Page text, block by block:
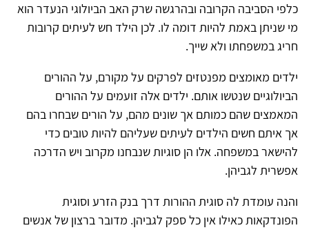
כלפי הסביבה הקרובה ובהרגשה שרק האב הביולוגי הנעדר הוא
מי שניתן באמת להיות דומה לו. לכן הילד חש לעיתים קרובות
חריג במשפחתו ולא שייך.
ילדים מאומצים מפנטזים לפרקים על מקורם, על ההורים
הביולוגיים שנטשו אותם. ילדים אלה זועמים על ההורים
המאמצים שהם כמותם אך שונים מהם, על הורים שבחרו בהם
אך איתם חשים הילדים לעיתים שעליהם להיות טובים כדי
להישאר במשפחה. אלו הן סוגיות שנבחנו מקרוב ויש הדרכה
אפשרית לגביהן.
והנה עומדת לה סוגית ההורות דרך בנק הזרע וסוגית
הפונדקאות כאילו אין כל ספק לגביהן. מדובר ברצון של אנשים